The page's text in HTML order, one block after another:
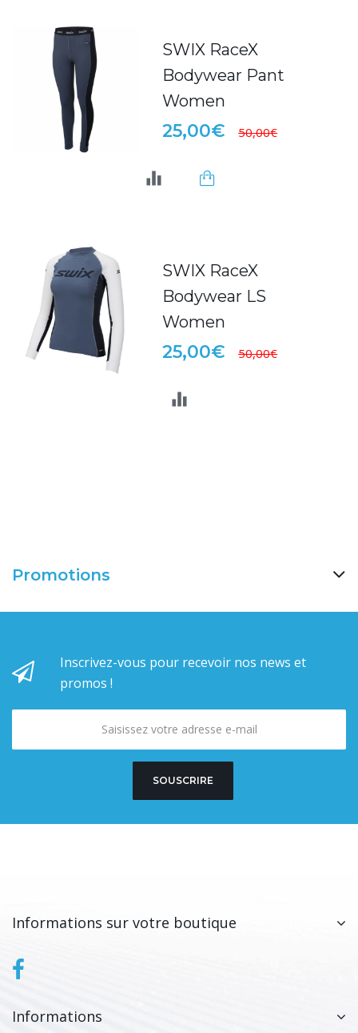
SWIX RaceX
Bodywear Pant
Women
25,00€ 50,00€
SWIX RaceX
Bodywear LS
Women
25,00€ 50,00€
Promotions
Inscrivez-vous pour recevoir nos news et
promos !
SOUSCRIRE
Informations sur votre boutique
Informations